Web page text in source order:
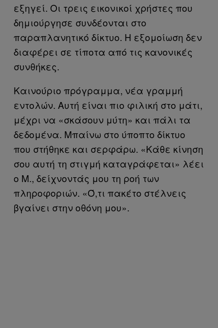
εξηγεί. Οι τρεις εικονικοί χρήστες που
δημιούργησε συνδέονται στο
παραπλανητικό δίκτυο. Η εξομοίωση δεν
διαφέρει σε τίποτα από τις κανονικές
συνθήκες.
Καινούριο πρόγραμμα, νέα γραμμή
εντολών. Αυτή είναι πιο φιλική στο μάτι,
μέχρι να «σκάσουν μύτη» και πάλι τα
δεδομένα. Μπαίνω στο ύποπτο δίκτυο
που στήθηκε και σερφάρω. «Κάθε κίνηση
σου αυτή τη στιγμή καταγράφεται» λέει
ο Μ., δείχνοντάς μου τη ροή των
πληροφοριών. «Ό,τι πακέτο στέλνεις
βγαίνει στην οθόνη μου».